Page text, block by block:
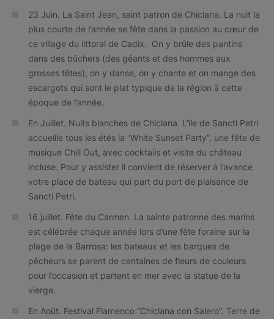
23 Juin. La Saint Jean, saint patron de Chiclana. La nuit la
plus courte de l’année se fête dans la passion au cœur de
ce village du littoral de Cadix. On y brûle des pantins
dans des bûchers (des géants et des hommes aux
grosses têtes), on y danse, on y chante et on mange des
escargots qui sont le plat typique de la région à cette
époque de l’année.
En Juillet. Nuits blanches de Chiclana. L’île de Sancti Petri
accueille tous les étés la “White Sunset Party”, une fête de
musique Chill Out, avec cocktails et visite du château
incluse. Pour y assister il convient de réserver à l’avance
votre place de bateau qui part du port de plaisance de
Sancti Petri.
16 juillet. Fête du Carmen. La sainte patronne des marins
est célébrée chaque année lors d’une fête foraine sur la
plage de la Barrosa: les bateaux et les barques de
pêcheurs se parent de centaines de fleurs de couleurs
pour l’occasion et partent en mer avec la statue de la
vierge.
En Août. Festival Flamenco “Chiclana con Salero”. Terre de